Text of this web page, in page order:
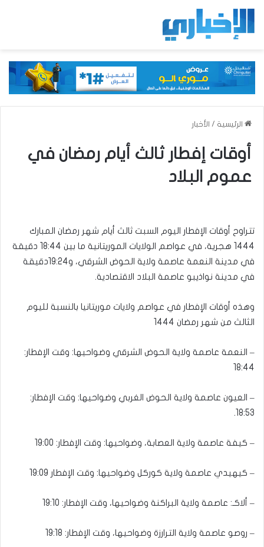
الرئيسية / الأخبار
أوقات إفطار ثالث أيام رمضان في
عموم البلاد
تتراوح أوقات الإفطار اليوم السبت ثالث أيام شهر رمضان المبارك
1444 هجرية، في عواصم الولايات الموريتانية ما بين 18:44 دقيقة
في مدينة النعمة عاصمة ولاية الحوض الشرقي، و19:24دقيقة
في مدينة نواذيبو عاصمة البلاد الاقتصادية.
وهذه أوقات الإفطار في عواصم ولايات موريتانيا بالنسبة لليوم
الثالث من شهر رمضان 1444
– النعمة عاصمة ولاية الحوض الشرقي وضواحيها: وقت الإفطار:
18:44
– العيون عاصمة ولاية الحوض الغربي وضواحيها: وقت الإفطار:
18:53.
– كيفة عاصمة ولاية العصابة، وضواحيها: وقت الإفطار: 19:00
– كيهيدي عاصمة ولاية كوركل وضواحيها: وقت الإفطار 19:09
– ألاكـ: عاصمة ولاية البراكنة وضواحيها، وقت الإفطار: 19:10
– روصو عاصمة ولاية الترارزة وضواحيها، وقت الإفطار: 19:18